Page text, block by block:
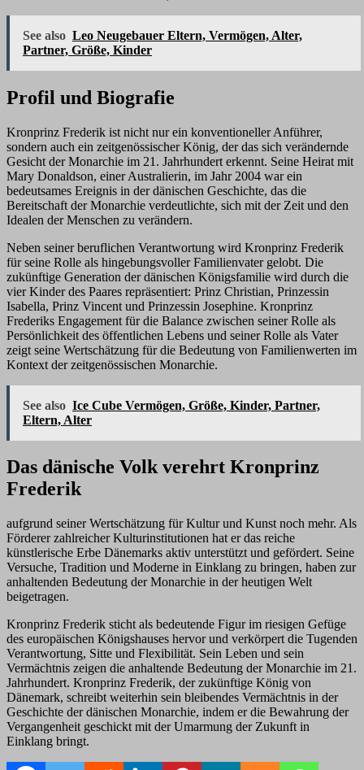
See also Leo Neugebauer Eltern, Vermögen, Alter,
Partner, Größe, Kinder
Profil und Biografie
Kronprinz Frederik ist nicht nur ein konventioneller Anführer,
sondern auch ein zeitgenössischer König, der das sich verändernde
Gesicht der Monarchie im 21. Jahrhundert erkennt. Seine Heirat mit
Mary Donaldson, einer Australierin, im Jahr 2004 war ein
bedeutsames Ereignis in der dänischen Geschichte, das die
Bereitschaft der Monarchie verdeutlichte, sich mit der Zeit und den
Idealen der Menschen zu verändern.
Neben seiner beruflichen Verantwortung wird Kronprinz Frederik
für seine Rolle als hingebungsvoller Familienvater gelobt. Die
zukünftige Generation der dänischen Königsfamilie wird durch die
vier Kinder des Paares repräsentiert: Prinz Christian, Prinzessin
Isabella, Prinz Vincent und Prinzessin Josephine. Kronprinz
Frederiks Engagement für die Balance zwischen seiner Rolle als
Persönlichkeit des öffentlichen Lebens und seiner Rolle als Vater
zeigt seine Wertschätzung für die Bedeutung von Familienwerten im
Kontext der zeitgenössischen Monarchie.
See also Ice Cube Vermögen, Größe, Kinder, Partner,
Eltern, Alter
Das dänische Volk verehrt Kronprinz
Frederik
aufgrund seiner Wertschätzung für Kultur und Kunst noch mehr. Als
Förderer zahlreicher Kulturinstitutionen hat er das reiche
künstlerische Erbe Dänemarks aktiv unterstützt und gefördert. Seine
Versuche, Tradition und Moderne in Einklang zu bringen, haben zur
anhaltenden Bedeutung der Monarchie in der heutigen Welt
beigetragen.
Kronprinz Frederik sticht als bedeutende Figur im riesigen Gefüge
des europäischen Königshauses hervor und verkörpert die Tugenden
Verantwortung, Sitte und Flexibilität. Sein Leben und sein
Vermächtnis zeigen die anhaltende Bedeutung der Monarchie im 21.
Jahrhundert. Kronprinz Frederik, der zukünftige König von
Dänemark, schreibt weiterhin sein bleibendes Vermächtnis in der
Geschichte der dänischen Monarchie, indem er die Bewahrung der
Vergangenheit geschickt mit der Umarmung der Zukunft in
Einklang bringt.